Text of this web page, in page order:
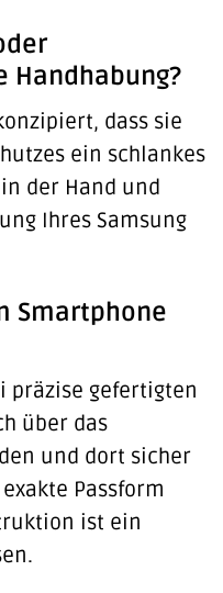
dass sie
ein schlankes
der Hand und
Ihres Samsung
Smartphone
präzise gefertigten
über das
und dort sicher
Passform
ist ein